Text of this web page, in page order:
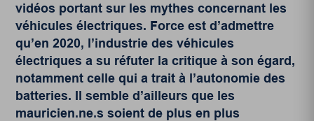
vidéos portant sur les mythes concernant les
véhicules électriques. Force est d’admettre
qu’en 2020, l’industrie des véhicules
électriques a su réfuter la critique à son égard,
notamment celle qui a trait à l’autonomie des
batteries. Il semble d’ailleurs que les
mauricien.ne.s soient de plus en plus